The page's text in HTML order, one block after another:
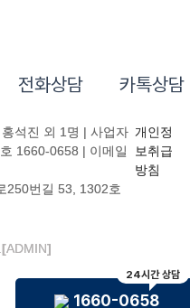
전화상담 카톡상담
석진 외 1명 | 사업자
1660-0658 | 이메일
250번길 53, 1302호
[ADMIN]
개인정
보취급
방침
24시간 상담
1660-0658